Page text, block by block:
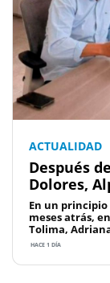
ACTUALIDAD
Después
Dolores,
En un
meses atrás,
Tolima,
HACE 1 DÍA